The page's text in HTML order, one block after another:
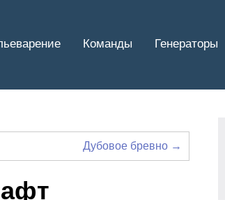
Команды Генераторы
Дубовое бревно →